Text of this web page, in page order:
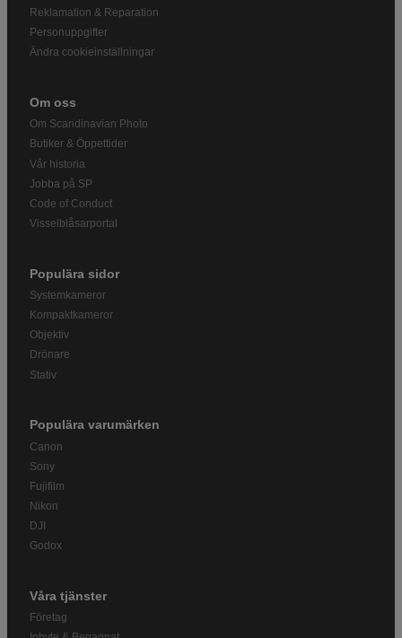
Reklamation & Reparation
Personuppgifter
Ändra cookieinställningar
Om oss
Om Scandinavian Photo
Butiker & Öppettider
Vår historia
Jobba på SP
Code of Conduct
Visselblåsarportal
Populära sidor
Systemkameror
Kompaktkameror
Objektiv
Drönare
Stativ
Populära varumärken
Canon
Sony
Fujifilm
Nikon
DJI
Godox
Våra tjänster
Företag